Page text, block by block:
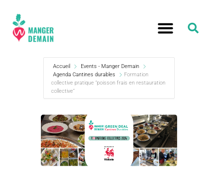
Accueil
Events - Manger Demain
Agenda Cantines durables
Formation
collective pratique “poisson frais en restauration
collective”